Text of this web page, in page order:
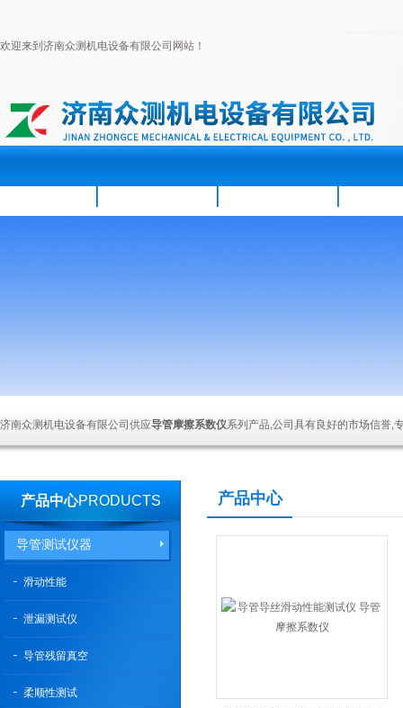
欢迎来到济南众测机电设备有限公司网站！
济南众测机电设备有限公司供应导管摩擦系数仪系列产品,公司具有良好的市场信誉,
产品中心PRODUCTS
导管测试仪器
滑动性能
泄漏测试仪
导管残留真空
柔顺性测试
产品中心